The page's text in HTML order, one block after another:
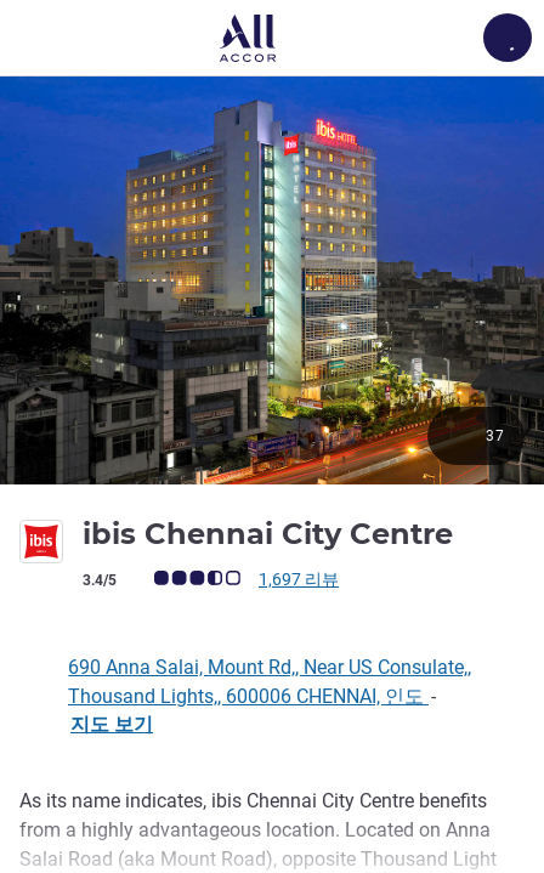
ibis Chennai City Centre
고객 평점 (ALL 평가)
3.4/5 1,697 리뷰
37
690 Anna Salai, Mount Rd,, Near US Consulate,,
Thousand Lights,, 600006 CHENNAI, 인도 -
지도 보기
호텔설명
As its name indicates, ibis Chennai City Centre benefits
from a highly advantageous location. Located on Anna
Salai Road (aka Mount Road), opposite Thousand Light